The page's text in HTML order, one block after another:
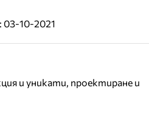
03-10-2021
и уникати, проектиране и